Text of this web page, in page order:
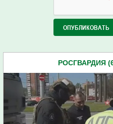
РОСГВАРДИЯ